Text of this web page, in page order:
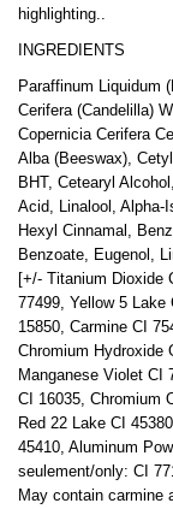
highlighting..
INGREDIENTS
Paraffinum Liquidum
Cerifera (Candelilla)
Copernicia Cerifera
Alba (Beeswax),
BHT, Cetearyl
Acid, Linalool, Alpha-
Hexyl Cinnamal,
Benzoate, Eugenol,
[+/- Titanium Dioxide
77499, Yellow 5 Lake
15850, Carmine CI
Chromium Hydroxide
Manganese Violet CI
CI 16035, Chromium
Red 22 Lake CI
45410, Aluminum
seulement/only: CI
May contain carmine